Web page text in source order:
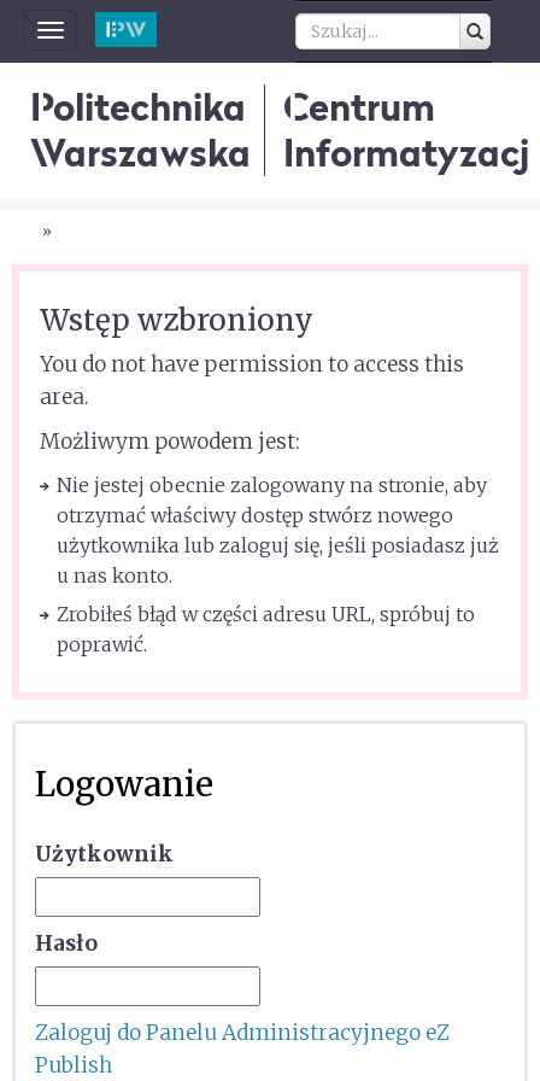
Toggle
navigation
Politechnika
Warszawska
Centrum
Informatyzacji
»
Wstęp wzbroniony
You do not have permission to access this
area.
Możliwym powodem jest:
Nie jestej obecnie zalogowany na stronie, aby
otrzymać właściwy dostęp stwórz nowego
użytkownika lub zaloguj się, jeśli posiadasz już
u nas konto.
Zrobiłeś błąd w części adresu URL, spróbuj to
poprawić.
Logowanie
Użytkownik
Hasło
Zaloguj do Panelu Administracyjnego eZ
Publish